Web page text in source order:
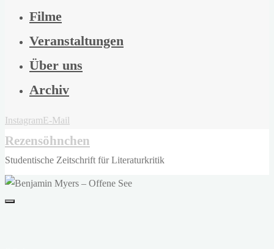
Filme
Veranstaltungen
Über uns
Archiv
InstagramE-Mail
Rezensöhnchen
Studentische Zeitschrift für Literaturkritik